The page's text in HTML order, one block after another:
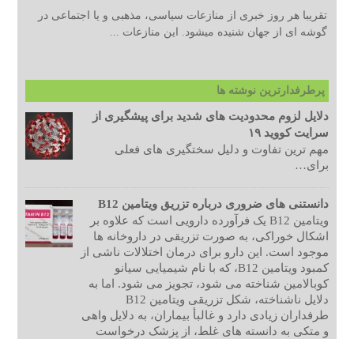
تقریبا هر روز خبری از منازعات سیاسی، مذهبی و یا اجتماعی در
گوشه ای از جهان شنیده میشود. این منازعات ...
پرطرفدارترین نوشته ها
دلایل لزوم محدودیت های شدید برای پیشگیری از
سرایت کووید ۱۹
مهم ترین تفاوت و دلیل سختگیری های فعلی
برای…
دانستنی های ضروری درباره تزریق ویتامین B12
ویتامین B12 یک فرآورده دارویی است که علاوه بر
اشکال خوراکی، به صورت تزریقی در داروخانه ها
موجود است. این دارو برای درمان اختلالات ناشی از
کمبود ویتامین B12، که با نام شیمیایی سیانو
کوبالامین شناخته می شود، تجویز می شود. اما به
دلایل ناشناخته، شکل تزریقی ویتامین B12
طرفداران زیادی دارد و غالبأ بیماران، به دلایل واهی
و متکی به دانسته های غلط، از پزشک درخواست